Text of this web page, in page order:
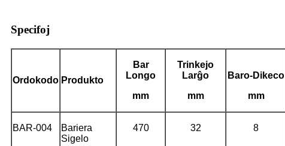
Specifoj
Ordokodo Produkto
Bar
Longo
mm
Trinkejo
Larĝo
mm
Baro-Dikeco
mm
BAR-004
Bariera
Sigelo
470 32 8